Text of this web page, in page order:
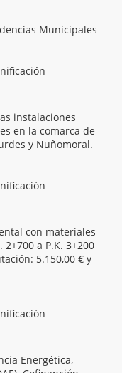
Municipales
instalaciones
en la comarca de
y Nuñomoral.
con materiales
a P.K. 3+200
5.150,00 € y
Energética,